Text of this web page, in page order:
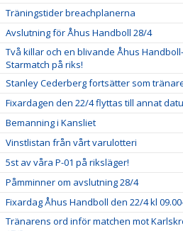
Träningstider breachplanerna
Avslutning för Åhus Handboll 28/4
Två killar och en blivande Åhus
Starmatch på riks!
Stanley Cederberg fortsätter som
Fixardagen den 22/4 flyttas till annat
Bemanning i Kansliet
Vinstlistan från vårt varulotteri
5st av våra P-01 på riksläger!
Påmminner om avslutning 28/4
Fixardag Åhus Handboll den 22/4 kl
Tränarens ord inför matchen mot